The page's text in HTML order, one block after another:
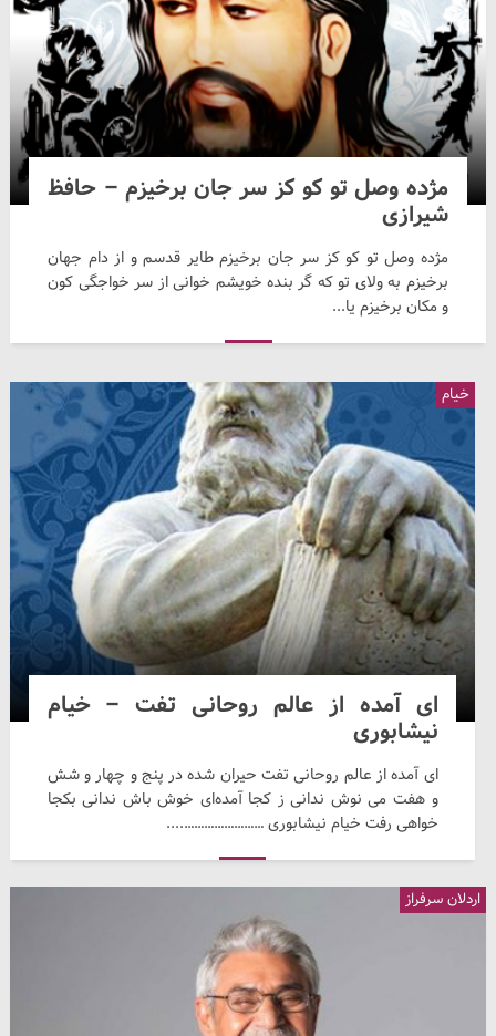
مژده وصل تو کو کز سر جان برخیزم – حافظ
شیرازی
مژده وصل تو کو کز سر جان برخیزم طایر قدسم و از دام جهان
برخیزم به ولای تو که گر بنده خویشم خوانی از سر خواجگی کون
و مکان برخیزم یا...
ای آمده از عالم روحانی تفت – خیام
نیشابوری
ای آمده از عالم روحانی تفت حیران شده در پنج و چهار و شش
و هفت می نوش ندانی ز کجا آمده‌ای خوش باش ندانی بکجا
خواهی رفت خیام نیشابوری ……………………....
خیام
اردلان سرفراز